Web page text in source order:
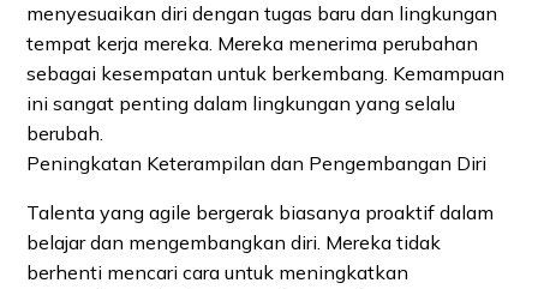
menyesuaikan diri dengan tugas baru dan lingkungan
tempat kerja mereka. Mereka menerima perubahan
sebagai kesempatan untuk berkembang. Kemampuan
ini sangat penting dalam lingkungan yang selalu
berubah.
Peningkatan Keterampilan dan Pengembangan Diri
Talenta yang agile bergerak biasanya proaktif dalam
belajar dan mengembangkan diri. Mereka tidak
berhenti mencari cara untuk meningkatkan